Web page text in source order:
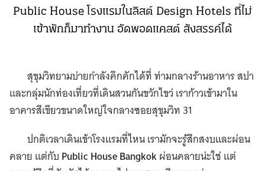
Public House โรงแรมในลิสต์ Design Hotels ที่ไม่
เข้าพักก็มาทำงาน อัดพอดแคสต์ สังสรรค์ได้
สุขุมวิทยามบ่ายกำลังคึกคักได้ที่ ท่ามกลางร้านอาหาร สปา
และกลุ่มนักท่องเที่ยวที่เดินสวนกันขวักไขว่ เราก้าวเข้ามาใน
อาคารสีเขียวขนาดใหญ่ใจกลางซอยสุขุมวิท 31
ปกติเวลาเดินเข้าโรงแรมที่ไหน เรามักจะรู้สึกสงบและผ่อน
คลาย แต่กับ Public House Bangkokผ่อนคลายน่ะใช่ แต่